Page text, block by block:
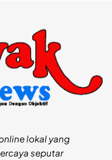
lokal yang
seputar